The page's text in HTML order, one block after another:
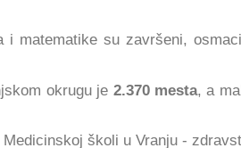
i matematike su završeni,
okrugu je 2.370 mesta, a
Medicinskoj školi u Vranju -